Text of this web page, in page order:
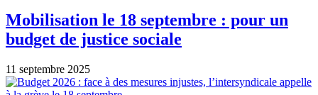
Mobilisation le 18 septembre : pour un
budget de justice sociale
11 septembre 2025